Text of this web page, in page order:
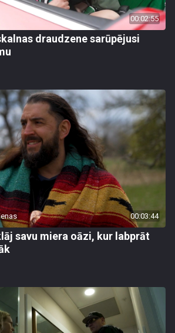
00:02:55
draudzene sarūpējusi
00:03:44
savu miera oāzi, kur labprāt